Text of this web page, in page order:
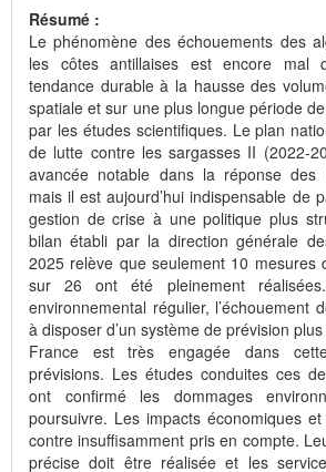
Résumé :
Le phénomène des échouements des
les côtes antillaises est encore mal
tendance durable à la hausse des
spatiale et sur une plus longue période
par les études scientifiques. Le plan
de lutte contre les sargasses II (2022-
avancée notable dans la réponse des
mais il est aujourd’hui indispensable de
gestion de crise à une politique plus
bilan établi par la direction générale
2025 relève que seulement 10 mesures
sur 26 ont été pleinement
environnemental régulier, l’échouement
à disposer d’un système de prévision
France est très engagée dans
prévisions. Les études conduites ces
ont confirmé les dommages
poursuivre. Les impacts économiques
contre insuffisamment pris en compte.
précise doit être réalisée et les